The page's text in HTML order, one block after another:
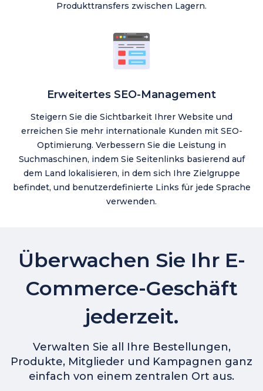
Produkttransfers zwischen Lagern.
Erweitertes SEO-Management
Steigern Sie die Sichtbarkeit Ihrer Website und
erreichen Sie mehr internationale Kunden mit SEO-
Optimierung. Verbessern Sie die Leistung in
Suchmaschinen, indem Sie Seitenlinks basierend auf
dem Land lokalisieren, in dem sich Ihre Zielgruppe
befindet, und benutzerdefinierte Links für jede Sprache
verwenden.
Überwachen Sie Ihr E-
Commerce-Geschäft
jederzeit.
Verwalten Sie all Ihre Bestellungen,
Produkte, Mitglieder und Kampagnen ganz
einfach von einem zentralen Ort aus.